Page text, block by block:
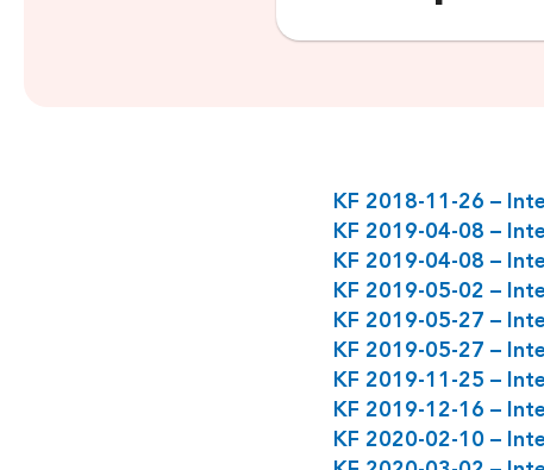
KF 2018-11-26 –
KF 2019-04-08 –
KF 2019-04-08 –
KF 2019-05-02 –
KF 2019-05-27 –
KF 2019-05-27 –
KF 2019-11-25 –
KF 2019-12-16 –
KF 2020-02-10 –